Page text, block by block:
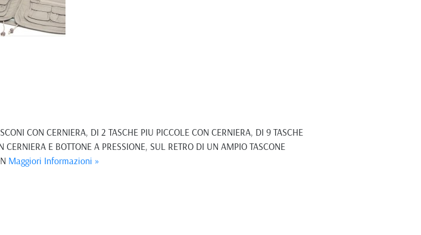
CON CERNIERA, DI 2 TASCHE PIU PICCOLE CON CERNIERA, DI 9 TASCHE
E BOTTONE A PRESSIONE, SUL RETRO DI UN AMPIO TASCONE
Maggiori Informazioni »